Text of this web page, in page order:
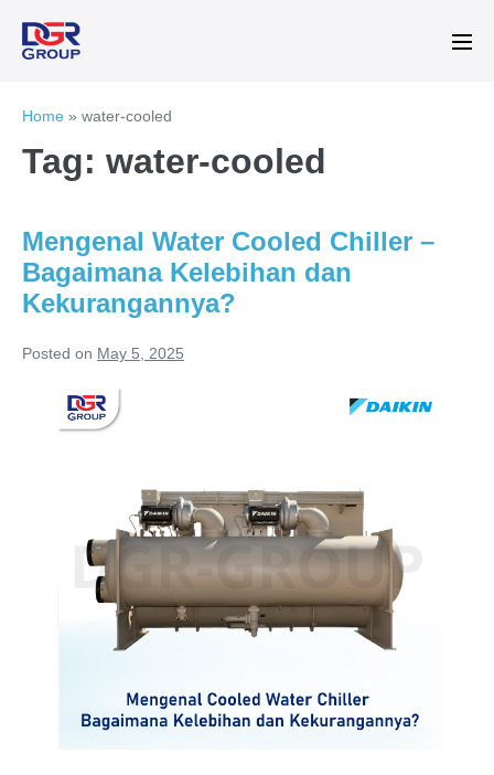
Home » water-cooled
Tag: water-cooled
Mengenal Water Cooled Chiller –
Bagaimana Kelebihan dan
Kekurangannya?
Posted on May 5, 2025
Mengenal
Water
Bagaimana
Kelebihan
Kekurangannya?